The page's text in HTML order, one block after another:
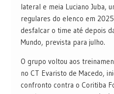
lateral e meia Luciano Juba,
regulares do elenco em
desfalcar o time até depois
Mundo, prevista para julho.
O grupo voltou aos
no CT Evaristo de Macedo,
confronto contra o Coritiba